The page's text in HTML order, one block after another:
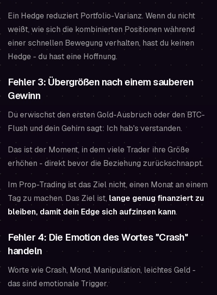
Ein Hedge reduziert Portfolio-Varianz. Wenn du nicht
weißt, wie sich die kombinierten Positionen während
einer schnellen Bewegung verhalten, hast du keinen
Hedge - du hast eine Hoffnung.
Fehler 3: Übergrößen nach einem sauberen
Gewinn
Du erwischst den ersten Gold-Ausbruch oder den BTC-
Flush und dein Gehirn sagt: Ich hab's verstanden.
Das ist der Moment, in dem viele Trader ihre Größe
erhöhen - direkt bevor die Beziehung zurückschnappt.
Im Prop-Trading ist das Ziel nicht, einen Monat an einem
Tag zu machen. Das Ziel ist, lange genug finanziert zu
bleiben, damit dein Edge sich aufzinsen kann.
Fehler 4: Die Emotion des Wortes "Crash"
handeln
Worte wie Crash, Mond, Manipulation, leichtes Geld -
das sind emotionale Trigger.